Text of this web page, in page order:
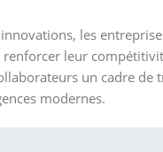
les
renforcer leur
un cadre de
modernes.